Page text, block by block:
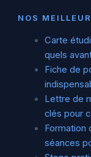
NOS
Carte
quels
Fiche de
Lettre de
clés pour
Formation
séances